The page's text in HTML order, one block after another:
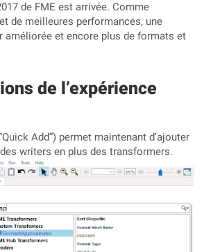
de FME est arrivée. Comme
de meilleures performances, une
améliorée et encore plus de formats et
de l’expérience
Add”) permet maintenant d’ajouter
writers en plus des transformers.